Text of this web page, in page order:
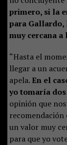
primero, si la
para Gallardo,
muy cercana
“Hasta el
llegar a un
apela. En el
yo tomaría
opinión que
un valor muy
para que yo